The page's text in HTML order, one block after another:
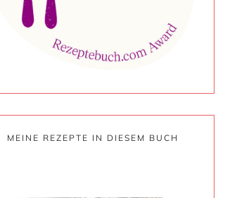
MEINE REZEPTE IN DIESEM BUCH